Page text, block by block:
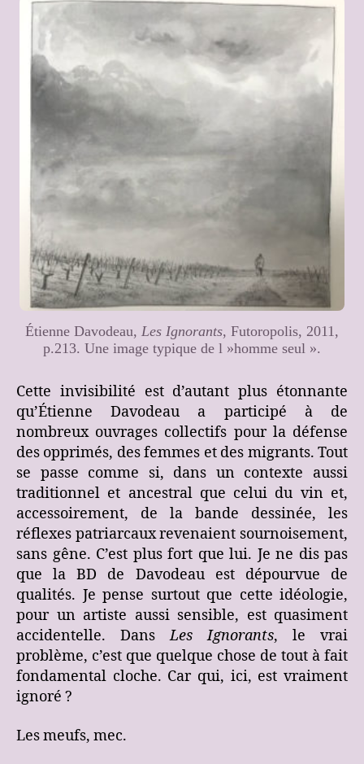
Étienne Davodeau, Les Ignorants, Futoropolis, 2011,
p.213. Une image typique de l »homme seul ».
Cette invisibilité est d’autant plus étonnante
qu’Étienne Davodeau a participé à de
nombreux ouvrages collectifs pour la défense
des opprimés, des femmes et des migrants. Tout
se passe comme si, dans un contexte aussi
traditionnel et ancestral que celui du vin et,
accessoirement, de la bande dessinée, les
réflexes patriarcaux revenaient sournoisement,
sans gêne. C’est plus fort que lui. Je ne dis pas
que la BD de Davodeau est dépourvue de
qualités. Je pense surtout que cette idéologie,
pour un artiste aussi sensible, est quasiment
accidentelle. DansLes Ignorants, le vrai
problème, c’est que quelque chose de tout à fait
fondamental cloche. Car qui, ici, est vraiment
ignoré ?
Les meufs, mec.